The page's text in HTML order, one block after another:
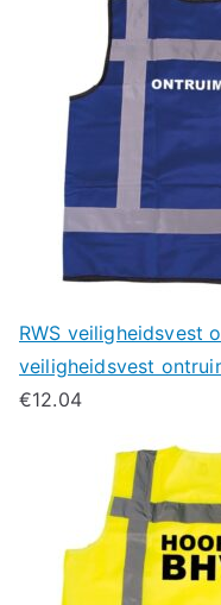
RWS veiligheidsvest
veiligheidsvest
€12.04